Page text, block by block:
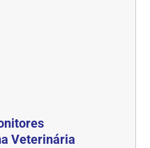
Veterinária